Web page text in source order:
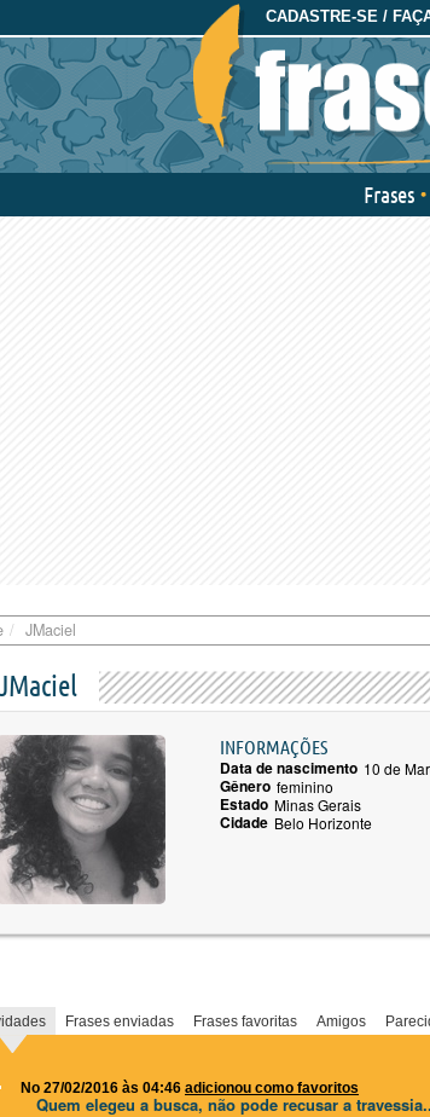
CADASTRE-SE /
Frases
JMaciel
INFORMAÇÕES
Data de nascimento 10 de
Gênero feminino
Estado Minas Gerais
Cidade Belo Horizonte
Frases enviadas Frases favoritas Amigos
No 27/02/2016 às 04:46 adicionou como favoritos
Quem elegeu a busca, não pode recusar a